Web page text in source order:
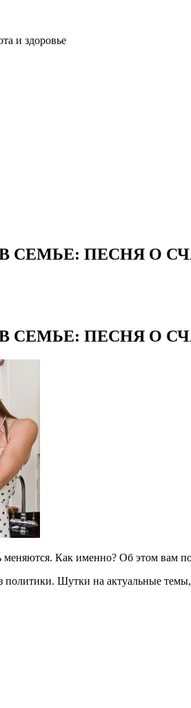
и здоровье
ПЕСНЯ О
ПЕСНЯ О
Как именно? Об этом вам
политики. Шутки на актуальные